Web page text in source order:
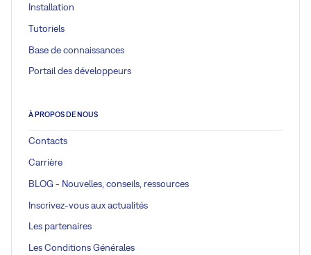
Installation
Tutoriels
Base de connaissances
Portail des développeurs
À PROPOS DE NOUS
Contacts
Carrière
BLOG - Nouvelles, conseils, ressources
Inscrivez-vous aux actualités
Les partenaires
Les Conditions Générales